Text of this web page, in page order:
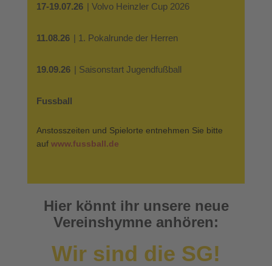
17-19.07.26 | Volvo Heinzler Cup 2026
11.08.26 | 1. Pokalrunde der Herren
19.09.26 | Saisonstart Jugendfußball
Fussball
Anstosszeiten und Spielorte entnehmen Sie bitte
auf www.fussball.de
Hier könnt ihr unsere neue
Vereinshymne anhören:
Wir sind die SG!